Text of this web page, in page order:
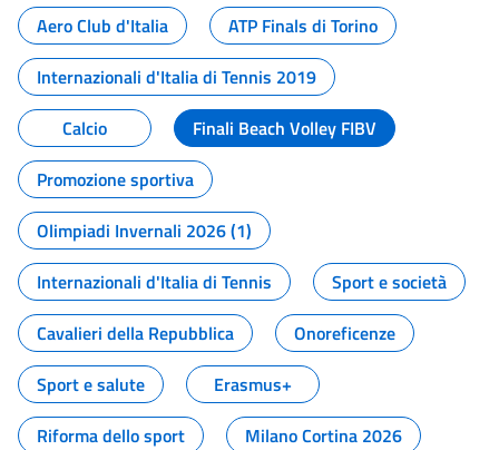
Aero Club d'Italia
ATP Finals di Torino
Internazionali d'Italia di Tennis 2019
Calcio
Finali Beach Volley FIBV
Promozione sportiva
Olimpiadi Invernali 2026 (1)
Internazionali d'Italia di Tennis
Sport e società
Cavalieri della Repubblica
Onoreficenze
Sport e salute
Erasmus+
Riforma dello sport
Milano Cortina 2026